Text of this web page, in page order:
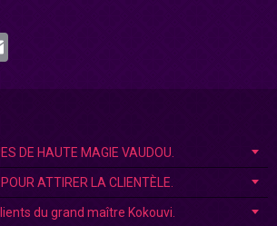
DE HAUTE MAGIE VAUDOU.
ATTIRER LA CLIENTÈLE.
du grand maître Kokouvi.